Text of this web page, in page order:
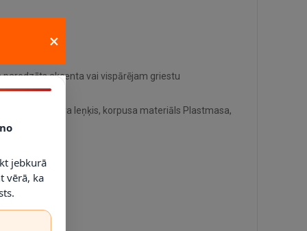
akcenta vai vispārējam griestu
gaismas stara leņķis, korpusa materiāls Plastmasa,
×
no
jebkurā
vērā, ka